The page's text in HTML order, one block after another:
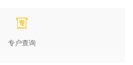
专户查询